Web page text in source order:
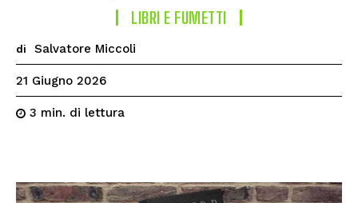
LIBRI E FUMETTI
di Salvatore Miccoli
21 Giugno 2026
3 min. di lettura